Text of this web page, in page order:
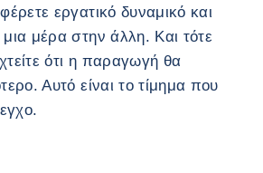
εργατικό δυναμικό και
μέρα στην άλλη. Και τότε
ότι η παραγωγή θα
Αυτό είναι το τίμημα που